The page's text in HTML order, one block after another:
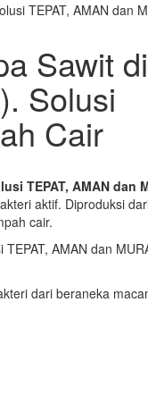
TEPAT, AMAN dan
Sawit di
Solusi
Cair
TEPAT, AMAN dan
aktif. Diproduksi
cair.
dari beraneka